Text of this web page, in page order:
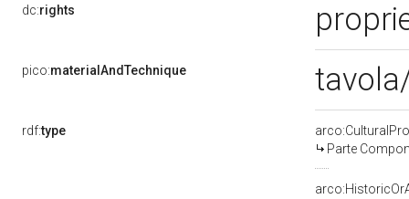
dc:rights
pico:materialAndTechnique
rdf:type
Parte